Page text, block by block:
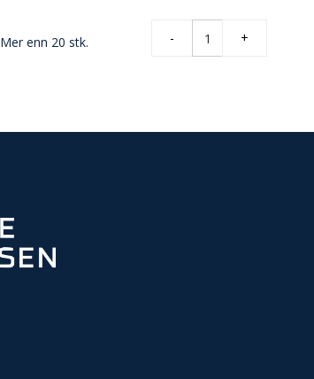
Mer enn 20 stk. - +